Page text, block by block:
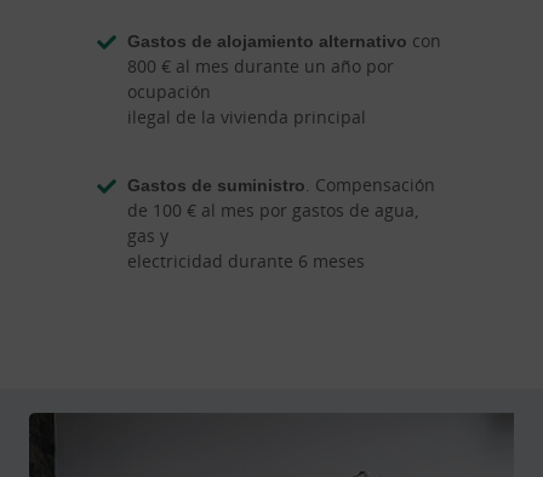
Gastos de alojamiento alternativo con
800 € al mes durante un año por
ocupación
ilegal de la vivienda principal
Gastos de suministro. Compensación
de 100 € al mes por gastos de agua,
gas y
electricidad durante 6 meses